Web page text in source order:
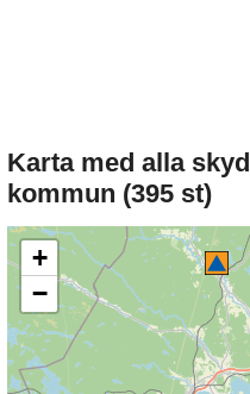
Karta med alla
kommun (395 st)
+
−